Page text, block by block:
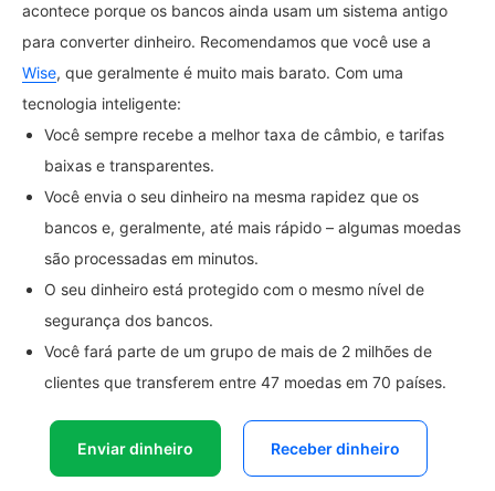
acontece porque os bancos ainda usam um sistema antigo
para converter dinheiro. Recomendamos que você use a
Wise, que geralmente é muito mais barato. Com uma
tecnologia inteligente:
Você sempre recebe a melhor taxa de câmbio, e tarifas
baixas e transparentes.
Você envia o seu dinheiro na mesma rapidez que os
bancos e, geralmente, até mais rápido – algumas moedas
são processadas em minutos.
O seu dinheiro está protegido com o mesmo nível de
segurança dos bancos.
Você fará parte de um grupo de mais de 2 milhões de
clientes que transferem entre 47 moedas em 70 países.
Enviar dinheiro Receber dinheiro